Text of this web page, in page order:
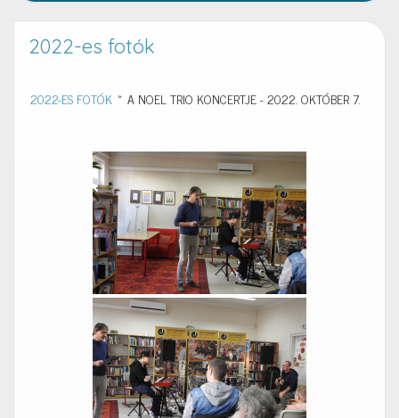
2022-es fotók
2022-ES FOTÓK » A NOEL TRIO KONCERTJE - 2022. OKTÓBER 7.